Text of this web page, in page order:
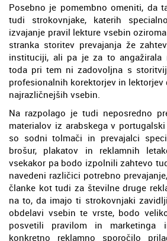
Posebno je pomembno omeniti, da
tudi strokovnjake, katerih
izvajanje pravil lekture vsebin
stranka storitev prevajanja že
instituciji, ali pa je za to angažirala
toda pri tem ni zadovoljna s
profesionalnih korektorjev in
najrazličnejših vsebin.
Na razpolago je tudi neposredno
materialov iz arabskega v
so sodni tolmači in prevajalci
brošur, plakatov in reklamnih
vsekakor pa bodo izpolnili zahtevo
navedeni različici potrebno
članke kot tudi za številne druge
na to, da imajo ti strokovnjaki
obdelavi vsebin te vrste, bodo
posvetili pravilom in marketinga
konkretno reklamno sporočilo